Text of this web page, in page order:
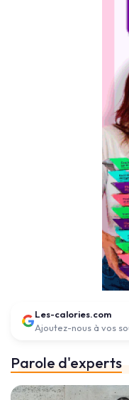
Les-calories.com
Ajoutez-nous à vos
Parole d'experts